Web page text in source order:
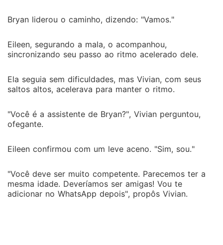
Bryan liderou o caminho, dizendo: "Vamos."
Eileen, segurando a mala, o acompanhou,
sincronizando seu passo ao ritmo acelerado dele.
Ela seguia sem dificuldades, mas Vivian, com seus
saltos altos, acelerava para manter o ritmo.
"Você é a assistente de Bryan?", Vivian perguntou,
ofegante.
Eileen confirmou com um leve aceno. "Sim, sou."
"Você deve ser muito competente. Parecemos ter a
mesma idade. Deveríamos ser amigas! Vou te
adicionar no WhatsApp depois", propôs Vivian.